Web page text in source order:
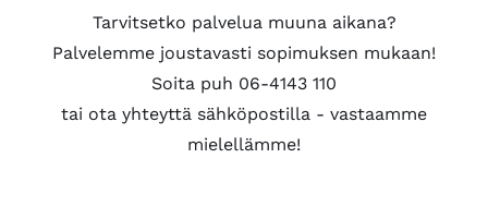
Tarvitsetko palvelua muuna aikana?
Palvelemme joustavasti sopimuksen mukaan!
Soita puh 06-4143 110
tai ota yhteyttä sähköpostilla - vastaamme
mielellämme!